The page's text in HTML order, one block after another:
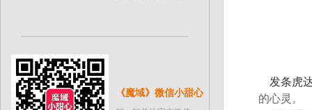
《魔域》微信小甜心
发条虎
的心灵。